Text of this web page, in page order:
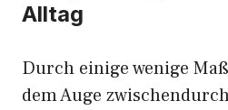
Alltag
Durch einige wenige
dem Auge